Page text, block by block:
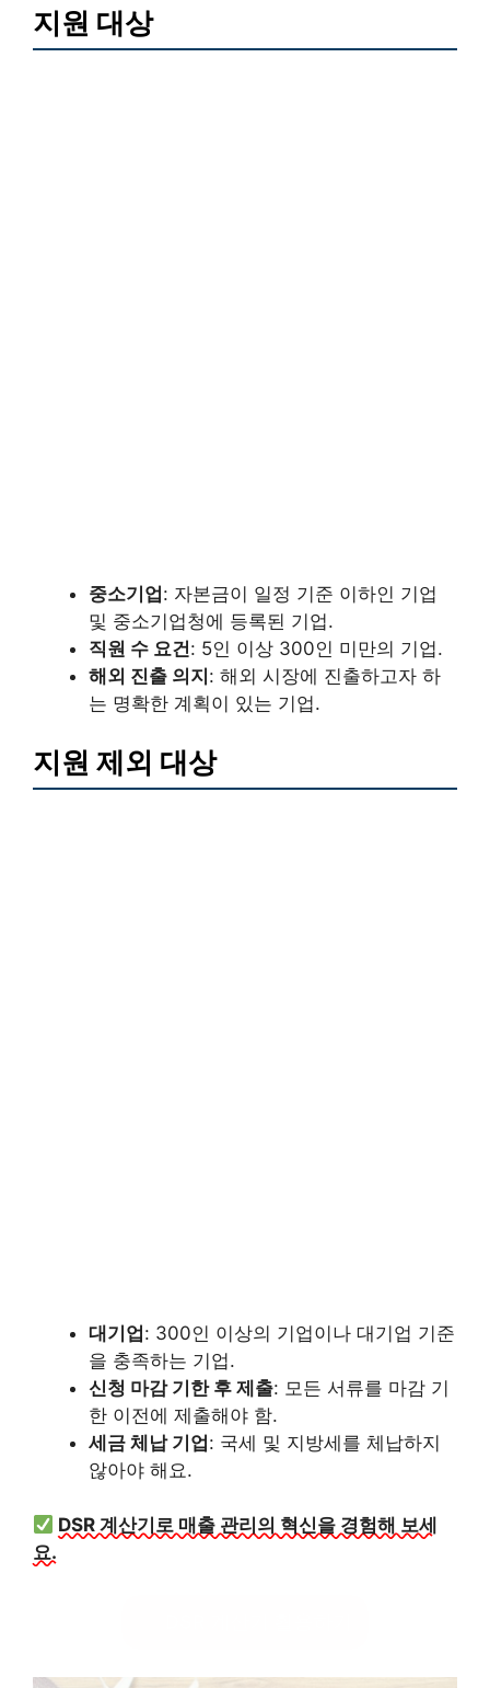
지원 대상
중소기업 : 자본금이 일정 기준 이하인 기업
및 중소기업청에 등록된 기업.
직원 수 요건: 5인 이상 300인 미만의 기업.
해외 진출 의지 : 해외 시장에 진출하고자 하
는 명확한 계획이 있는 기업.
지원 제외 대상
대기업: 300인 이상의 기업이나 대기업 기준
을 충족하는 기업.
신청 마감 기한 후 제출: 모든 서류를 마감 기
한 이전에 제출해야 함.
세금 체납 기업: 국세 및 지방세를 체납하지
않아야 해요.
DSR 계산기로 매출 관리의 혁신을 경험해 보세
요.